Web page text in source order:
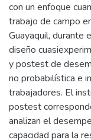
con un enfoque
trabajo de campo
Guayaquil, durante
diseño
y postest de
no probabilística e
trabajadores. El
postest
analizan el
capacidad para la